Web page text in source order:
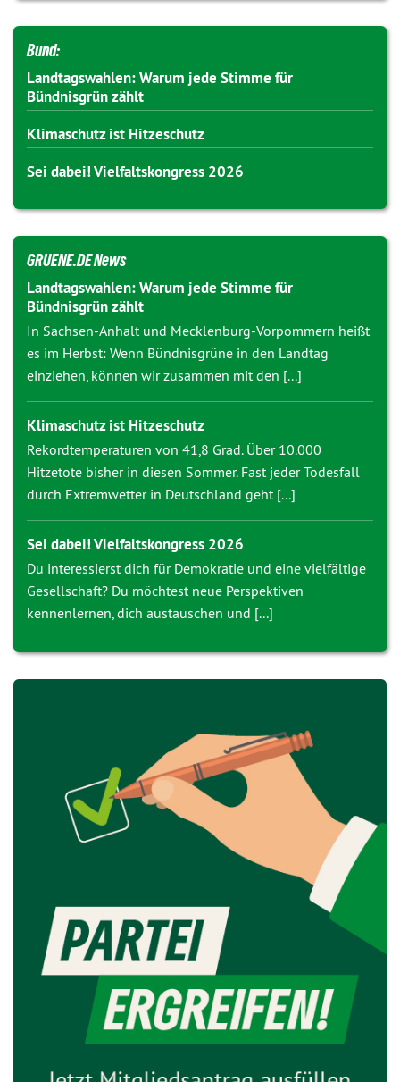
Bund:
Landtagswahlen: Warum jede Stimme für
Bündnisgrün zählt
Klimaschutz ist Hitzeschutz
Sei dabei! Vielfaltskongress 2026
GRUENE.DE News
Landtagswahlen: Warum jede Stimme für
Bündnisgrün zählt
In Sachsen-Anhalt und Mecklenburg-Vorpommern heißt
es im Herbst: Wenn Bündnisgrüne in den Landtag
einziehen, können wir zusammen mit den [...]
Klimaschutz ist Hitzeschutz
Rekordtemperaturen von 41,8 Grad. Über 10.000
Hitzetote bisher in diesen Sommer. Fast jeder Todesfall
durch Extremwetter in Deutschland geht [...]
Sei dabei! Vielfaltskongress 2026
Du interessierst dich für Demokratie und eine vielfältige
Gesellschaft? Du möchtest neue Perspektiven
kennenlernen, dich austauschen und [...]